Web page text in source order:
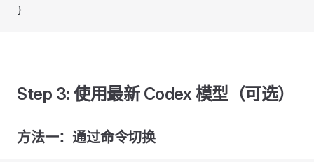
}
Step 3: 使用最新 Codex 模型（可选）
方法一：通过命令切换